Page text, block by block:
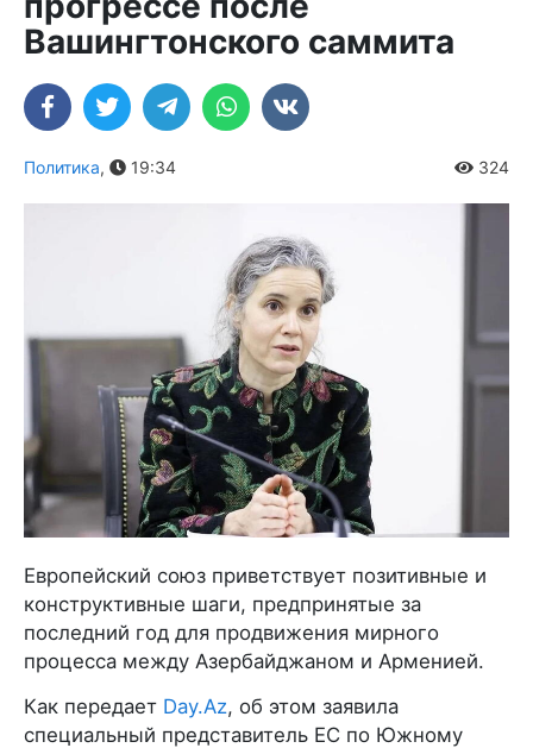
Вашингтонского саммита
Политика, 19:34 324
Европейский союз приветствует позитивные и
конструктивные шаги, предпринятые за
последний год для продвижения мирного
процесса между Азербайджаном и Арменией.
Как передает Day.Az, об этом заявила
специальный представитель ЕС по Южному